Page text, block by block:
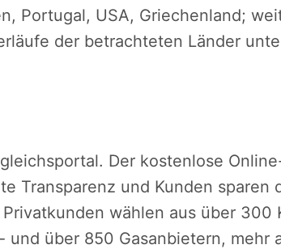
Portugal, USA, Griechenland;
der betrachteten Länder
Der kostenlose
Transparenz und Kunden sparen
wählen aus über 300
über 850 Gasanbietern, mehr